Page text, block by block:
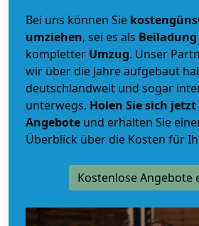
Bei uns können Sie
umziehen, sei es als Beiladung
kompletter Umzug. Unser
wir über die Jahre aufgebaut
deutschlandweit und sogar
unterwegs. Holen Sie sich
Angebote und erhalten Sie
Überblick über die Kosten für
Kostenlose Angebote